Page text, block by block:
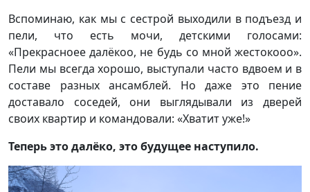
Вспоминаю, как мы с сестрой выходили в подъезд и
пели, что есть мочи, детскими голосами:
«Прекрасноее далёкоо, не будь со мной жестокооо».
Пели мы всегда хорошо, выступали часто вдвоем и в
составе разных ансамблей. Но даже это пение
доставало соседей, они выглядывали из дверей
своих квартир и командовали: «Хватит уже!»
Теперь это далёко, это будущее наступило.